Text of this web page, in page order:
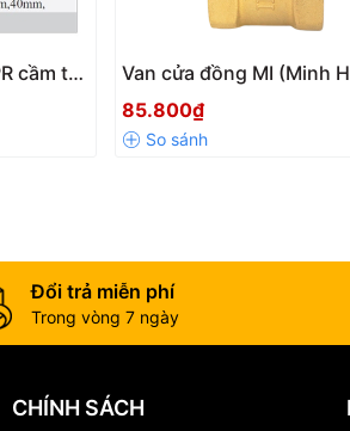
nghệ hiện đại:
, bề mặt mịn không tì vết.
đối giữa các sản phẩm.
cầm tay
hàn
Van cửa đồng MI (Minh
DN15- DN100
85.800₫
Đổi trả miễn phí
Trong vòng 7 ngày
CHÍNH SÁCH